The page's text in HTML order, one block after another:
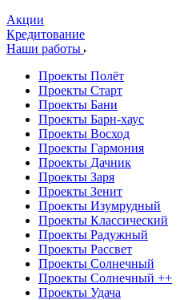
Акции
Кредитование
Наши работы
Проекты Полёт
Проекты Старт
Проекты Бани
Проекты Барн-хаус
Проекты Восход
Проекты Гармония
Проекты Дачник
Проекты Заря
Проекты Зенит
Проекты Изумрудный
Проекты Классический
Проекты Радужный
Проекты Рассвет
Проекты Солнечный
Проекты Солнечный ++
Проекты Удача